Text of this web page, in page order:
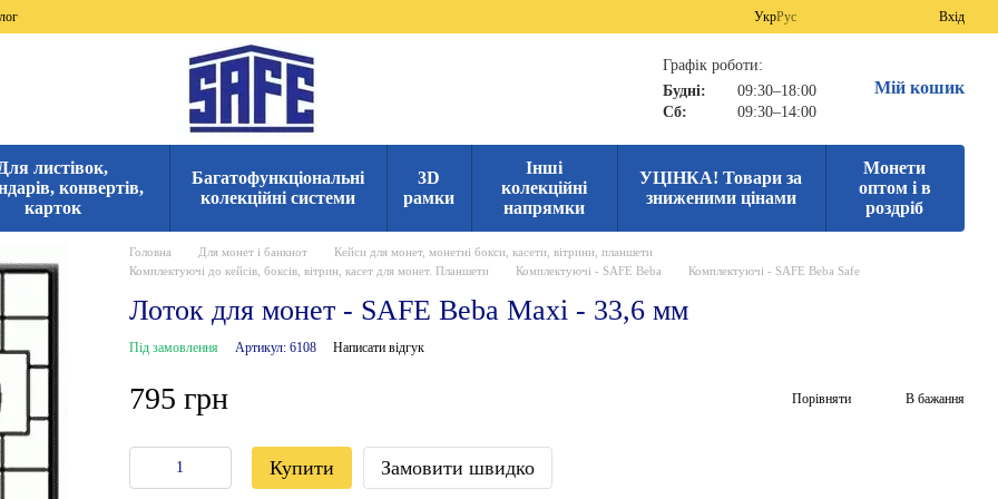
УкрРус Вхід
Графік роботи:
Будні:
09:30–18:00
Сб:
09:30–14:00
Мій кошик
Для листівок,
конвертів,
карток
Багатофункціональні
колекційні системи
3D
рамки
Інші
колекційні
напрямки
УЦІНКА! Товари за
зниженими цінами
Монети
оптом і в
роздріб
Головна Для монет і банкнот
Кейси для монет, монетні бокси, касети, вітрини, планшети
Комплектуючі до кейсів, боксів, вітрин, касет для монет. Планшети
Комплектуючі - SAFE Beba Комплектуючі - SAFE Beba Safe
Лоток для монет - SAFE Beba Maxi - 33,6 мм
Під замовлення Артикул: 6108 Написати відгук
795 грн Порівняти В бажання
Купити Замовити швидко